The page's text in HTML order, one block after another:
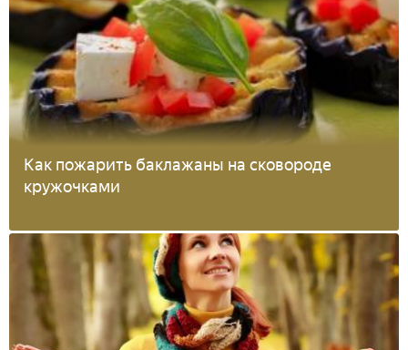
Как пожарить баклажаны на сковороде
кружочками